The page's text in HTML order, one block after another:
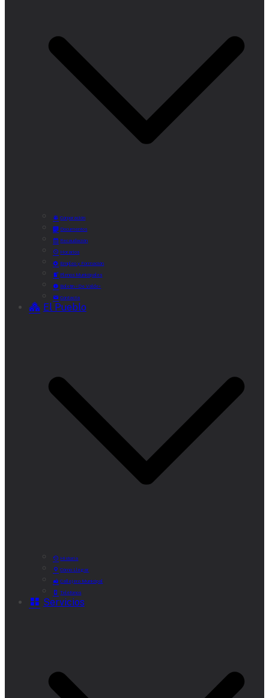
Corporación
Documentos
Recaudación
Horarios
Empleo y Formación
Plenos Municipales
Boletín «De Valde»
Contacta
El Pueblo
Historia
Cómo Llegar
Callejero Municipal
Teléfonos
Servicios